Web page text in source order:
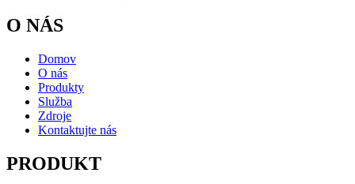
O NÁS
Domov
O nás
Produkty
Služba
Zdroje
Kontaktujte nás
PRODUKT